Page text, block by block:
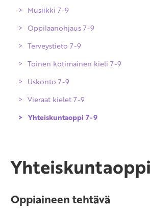
Katolinen uskonto 3-6
Ortodoksinen uskonto 3-6
Espanja, A2-oppimäärä 4-6
Ranska, A2-oppimäärä 4-6
Saksa, A2-oppimäärä 4-6
Ympäristöoppi 3-6
Musiikki 7-9
Oppilaanohjaus 7-9
Terveystieto 7-9
Toinen kotimainen kieli 7-9
Uskonto 7-9
Evankelisluterilainen uskonto 7-9
Islam 7-9
Vieraat kielet 7-9
Englanti A1-oppimäärä
Ranska A2-oppimäärä
Saksa A2-oppimäärä
Yhteiskuntaoppi 7-9
Oppiaineen tehtävä